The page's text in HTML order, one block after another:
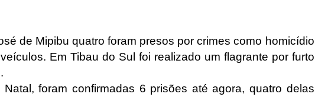
de Mipibu quatro foram presos por crimes como homicídio
Em Tibau do Sul foi realizado um flagrante por furto
Natal, foram confirmadas 6 prisões até agora, quatro delas